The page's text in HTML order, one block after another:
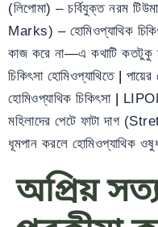
(লিপোমা) – চর্বিযুক্ত নরম
Marks) – হোমিওপ্যাথিক
কাজ করে না—এ কথাটি কতটুকু
চিকিৎসা হোমিওপ্যাথিতে |
হোমিওপ্যাথিক চিকিৎসা |
মহিলাদের পেটে ফাটা দাগ
ধূমপান করলে হোমিওপ্যাথিক
অপ্রিয়